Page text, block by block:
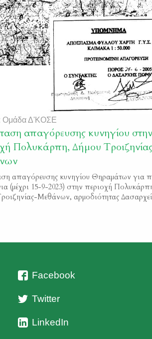
Ομάδα Δ'ΚΟΣΕ
απαγόρευσης κυνηγίου στην
Πολυκάρπη, Δήμου
απαγόρευσης κυνηγίου Θηραμάτων για
(μέχρι 15-9-2023) στην περιοχή
Μεθάνων, αρμοδιότητας
Facebook
Twitter
LinkedIn